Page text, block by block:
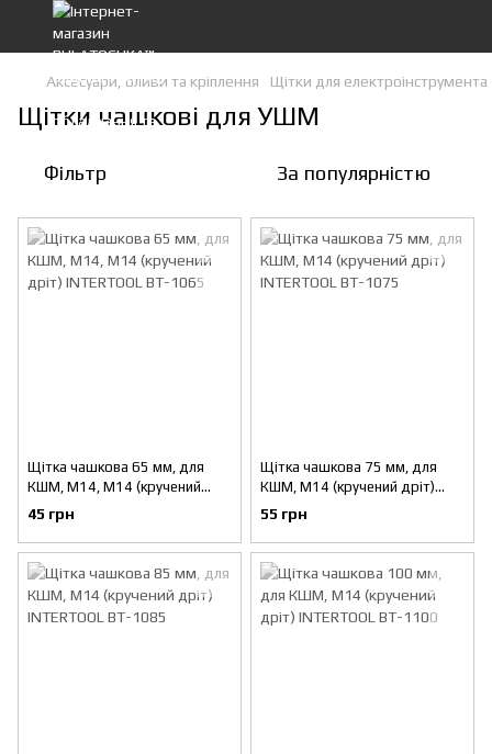
Аксесуари, оливи та кріплення Щітки для електроінструмента
Щітки чашкові для УШМ
Фільтр За популярністю
Щітка чашкова 65 мм, для
КШМ, М14, М14 (кручений
дріт) INTERTOOL BT-1065
45 грн
Щітка чашкова 75 мм, для
КШМ, М14 (кручений дріт)
INTERTOOL BT-1075
55 грн